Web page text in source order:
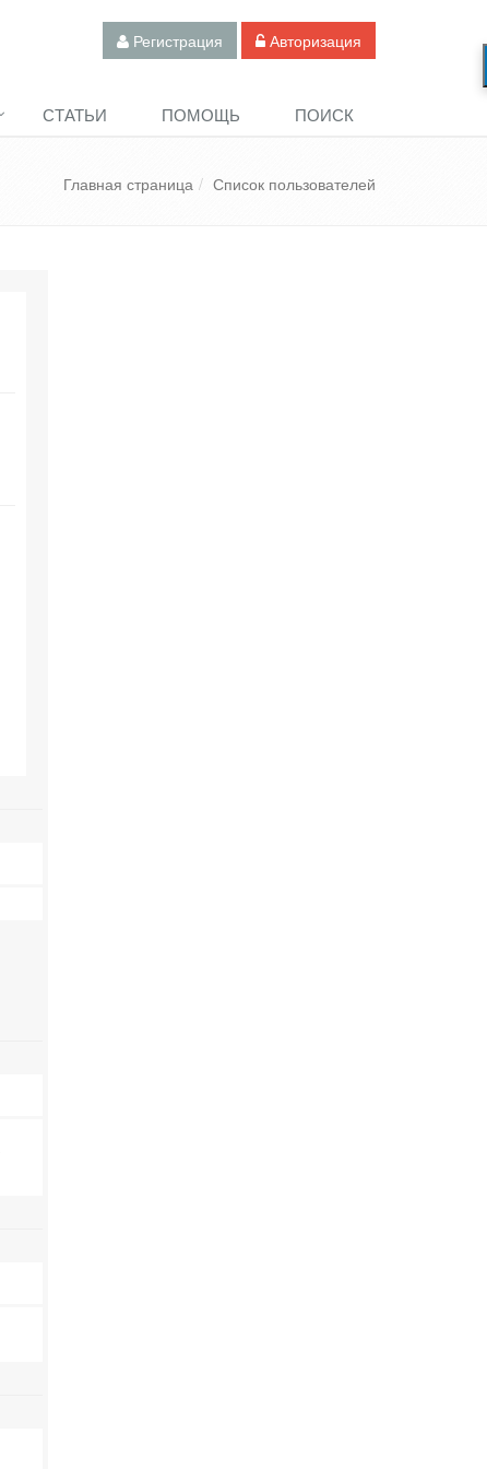
Регистрация Авторизация
СТАТЬИ ПОМОЩЬ ПОИСК
Главная страница Список пользователей